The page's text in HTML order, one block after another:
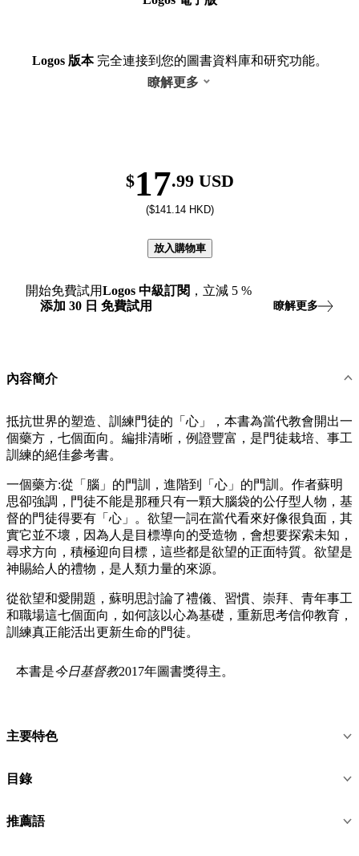
Logos 版本完全連接到您的圖書資料庫和研究功能。
瞭解更多
$17.99 USD
($141.14 HKD)
放入購物車
開始免費試用Logos 中級訂閱 ，立減 5 %
添加 30 日 免費試用 瞭解更多
內容簡介
抵抗世界的塑造、訓練門徒的「心」，本書為當代教會開出一
個藥方，七個面向。編排清晰，例證豐富，是門徒栽培、事工
訓練的絕佳參考書。
一個藥方:從「腦」的門訓，進階到「心」的門訓。作者蘇明
思卻強調，門徒不能是那種只有一顆大腦袋的公仔型人物，基
督的門徒得要有「心」。欲望一詞在當代看來好像很負面，其
實它並不壞，因為人是目標導向的受造物，會想要探索未知，
尋求方向，積極迎向目標，這些都是欲望的正面特質。欲望是
神賜給人的禮物，是人類力量的來源。
從欲望和愛開題，蘇明思討論了禮儀、習慣、崇拜、青年事工
和職場這七個面向，如何該以心為基礎，重新思考信仰教育，
訓練真正能活出更新生命的門徒。
本書是今日基督教2017年圖書獎得主。
主要特色
目錄
推薦語